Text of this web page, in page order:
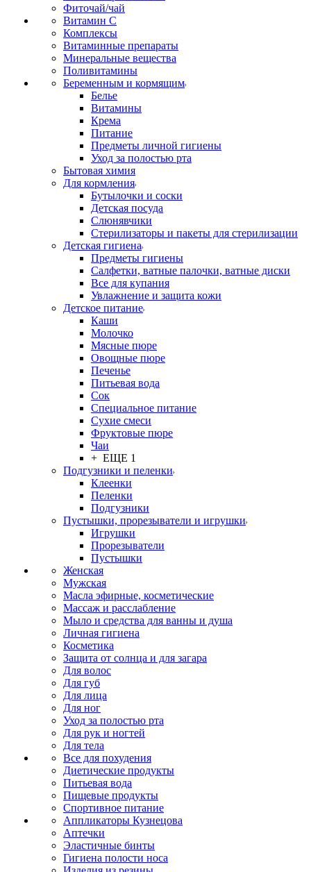
Фиточай/чай
Витамин С
Комплексы
Витаминные препараты
Минеральные вещества
Поливитамины
Беременным и кормящим
Белье
Витамины
Крема
Питание
Предметы личной гигиены
Уход за полостью рта
Бытовая химия
Для кормления
Бутылочки и соски
Детская посуда
Слюнявчики
Стерилизаторы и пакеты для стерилизации
Детская гигиена
Предметы гигиены
Салфетки, ватные палочки, ватные диски
Все для купания
Увлажнение и защита кожи
Детское питание
Каши
Молочко
Мясные пюре
Овощные пюре
Печенье
Питьевая вода
Сок
Специальное питание
Сухие смеси
Фруктовые пюре
Чаи
+ ЕЩЕ 1
Подгузники и пеленки
Клеенки
Пеленки
Подгузники
Пустышки, прорезыватели и игрушки
Игрушки
Прорезыватели
Пустышки
Женская
Мужская
Масла эфирные, косметические
Массаж и расслабление
Мыло и средства для ванны и душа
Личная гигиена
Косметика
Защита от солнца и для загара
Для волос
Для губ
Для лица
Для ног
Уход за полостью рта
Для рук и ногтей
Для тела
Все для похудения
Диетические продукты
Питьевая вода
Пищевые продукты
Спортивное питание
Аппликаторы Кузнецова
Аптечки
Эластичные бинты
Гигиена полости носа